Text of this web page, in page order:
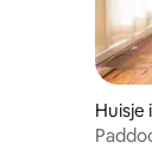
Huisje
Paddock